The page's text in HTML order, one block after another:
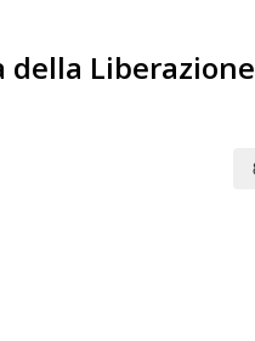
Liberazione